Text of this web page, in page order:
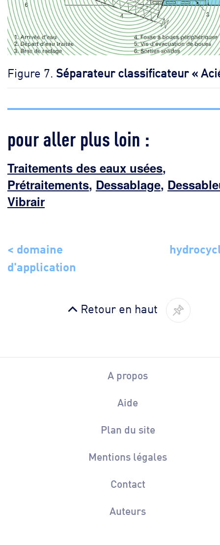
Figure 7. Séparateur classificateur «
pour aller plus loin :
Traitements des eaux usées,
Prétraitements, Dessablage,
Vibrair
< domaine
d'application
Retour en haut
A propos
Aide
Plan du site
Mentions légales
Contact
Auteurs